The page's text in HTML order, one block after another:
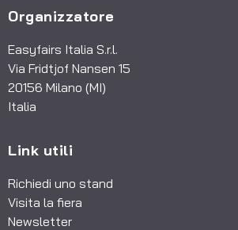
Organizzatore
Easyfairs Italia S.r.l.
Via Fridtjof Nansen 15
20156 Milano (MI)
Italia
Link utili
Richiedi uno stand
Visita la fiera
Newsletter